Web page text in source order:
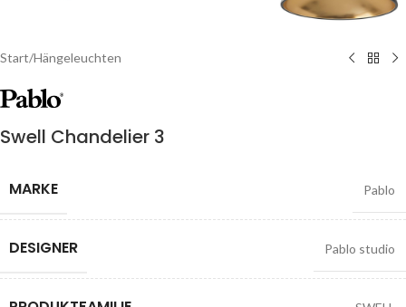
Start/Hängeleuchten
Swell Chandelier 3
MARKE Pablo
DESIGNER Pablo studio